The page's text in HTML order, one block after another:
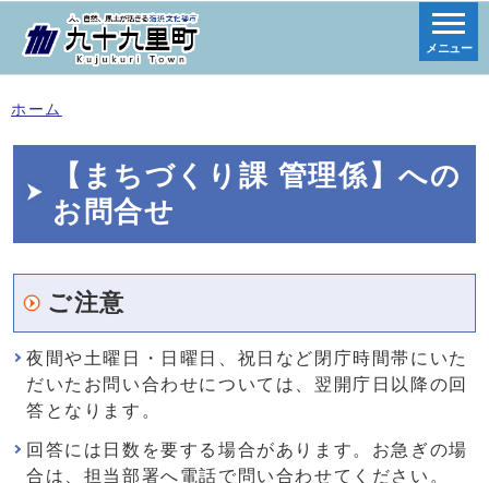
メニュー
ホーム
【まちづくり課 管理係】への
お問合せ
ご注意
夜間や土曜日・日曜日、祝日など閉庁時間帯にいた
だいたお問い合わせについては、翌開庁日以降の回
答となります。
回答には日数を要する場合があります。お急ぎの場
合は、担当部署へ電話で問い合わせてください。